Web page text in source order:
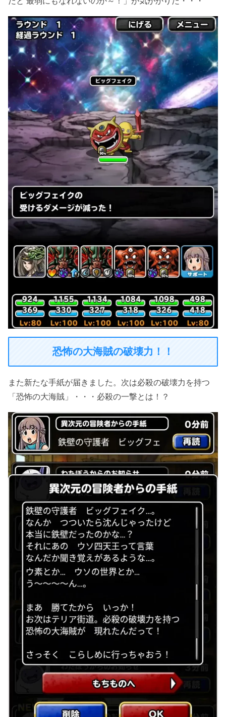
恐怖の大海賊の破壊力！！
また新たな手紙が届きました。次は必殺の破壊力を持つ
「恐怖の大海賊」・・・必殺の一撃とは！？